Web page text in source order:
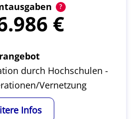
durch Hochschulen -
Vernetzung
Infos